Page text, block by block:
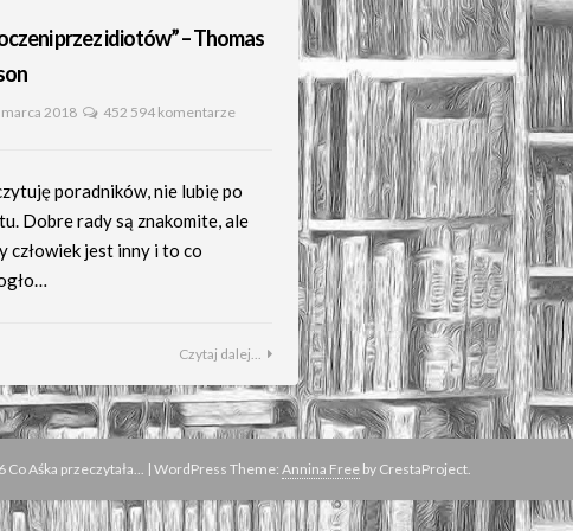
przez idiotów” – Thomas
2018 452 594 komentarze
poradników, nie lubię po
Dobre rady są znakomite, ale
człowiek jest inny i to co
Czytaj dalej...
Aśka przeczytała... | WordPress Theme: Annina Freeby CrestaProject.